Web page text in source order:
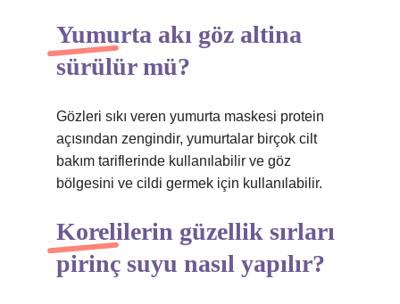
Yumurta akı göz altina
sürülür mü?
Gözleri sıkı veren yumurta maskesi protein
açısından zengindir, yumurtalar birçok cilt
bakım tariflerinde kullanılabilir ve göz
bölgesini ve cildi germek için kullanılabilir.
Korelilerin güzellik sırları
pirinç suyu nasıl yapılır?